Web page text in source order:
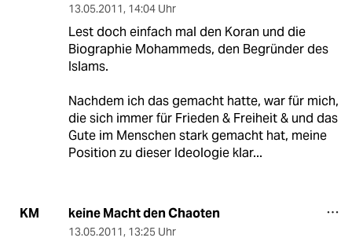
13.05.2011, 14:04 Uhr
Lest doch einfach mal den Koran und die
Biographie Mohammeds, den Begründer des
Islams.
Nachdem ich das gemacht hatte, war für mich,
die sich immer für Frieden & Freiheit & und das
Gute im Menschen stark gemacht hat, meine
Position zu dieser Ideologie klar...
KM keine Macht den Chaoten
13.05.2011, 13:25 Uhr